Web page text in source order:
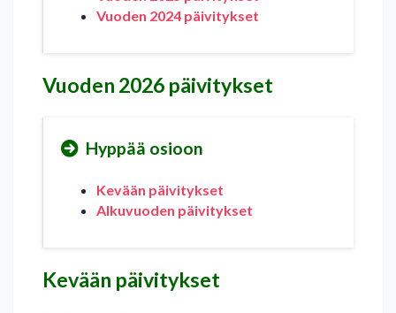
Vuoden 2024 päivitykset
Vuoden 2026 päivitykset
Hyppää osioon
Kevään päivitykset
Alkuvuoden päivitykset
Kevään päivitykset